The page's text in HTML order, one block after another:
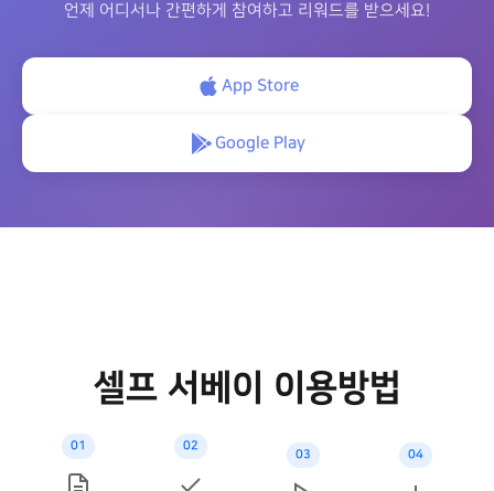
언제 어디서나 간편하게 참여하고 리워드를 받으세요!
App Store
Google Play
셀프 서베이 이용방법
01 02
03 04